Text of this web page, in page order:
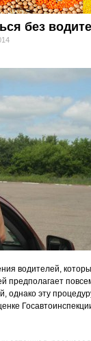
без
водителей,
однако эту